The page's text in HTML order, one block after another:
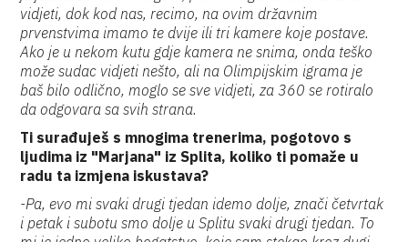
vidjeti, dok kod nas, recimo, na ovim državnim
prvenstvima imamo te dvije ili tri kamere koje postave.
Ako je u nekom kutu gdje kamera ne snima, onda teško
može sudac vidjeti nešto, ali na Olimpijskim igrama je
baš bilo odlično, moglo se sve vidjeti, za 360 se rotiralo
da odgovara sa svih strana.
Ti surađuješ s mnogima trenerima, pogotovo s
ljudima iz "Marjana" iz Splita, koliko ti pomaže u
radu ta izmjena iskustava?
-Pa, evo mi svaki drugi tjedan idemo dolje, znači četvrtak
i petak i subotu smo dolje u Splitu svaki drugi tjedan. To